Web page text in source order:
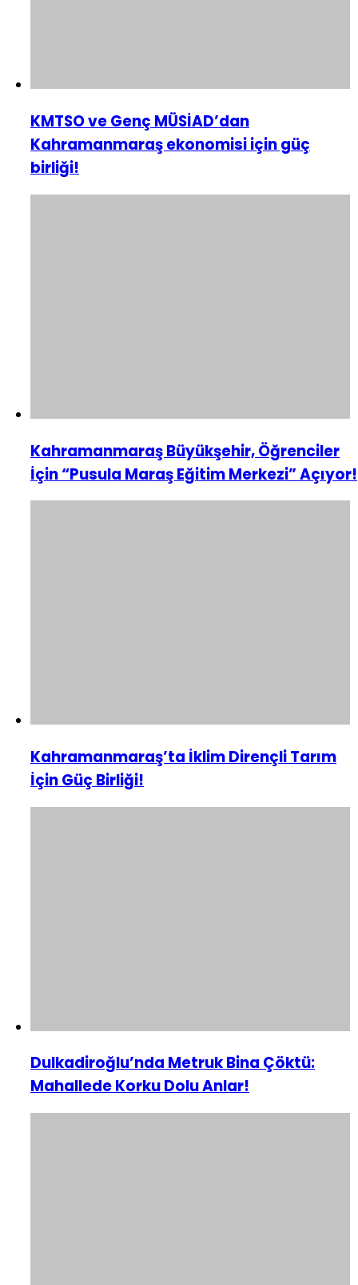
KMTSO ve Genç MÜSİAD’dan
Kahramanmaraş ekonomisi için güç
birliği!
Kahramanmaraş Büyükşehir, Öğrenciler
İçin “Pusula Maraş Eğitim Merkezi” Açıyor!
Kahramanmaraş’ta İklim Dirençli Tarım
İçin Güç Birliği!
Dulkadiroğlu’nda Metruk Bina Çöktü:
Mahallede Korku Dolu Anlar!